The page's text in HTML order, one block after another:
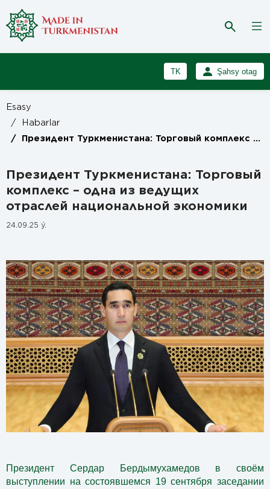
TK
RU
Şahsy otag
Esasy
/
Habarlar
/ Президент Туркменистана: Торговый комплекс – одна из ведущих отраслей национальной экономики
Президент Туркменистана: Торговый
комплекс – одна из ведущих
отраслей национальной экономики
24.09.25 ý.
Президент Сердар Бердымухамедов в своём
выступлении на состоявшемся 19 сентября заседании